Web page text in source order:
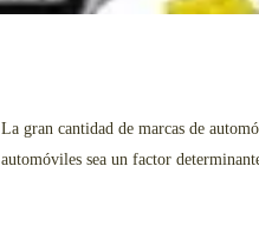
La gran cantidad de marcas de
automóviles sea un factor